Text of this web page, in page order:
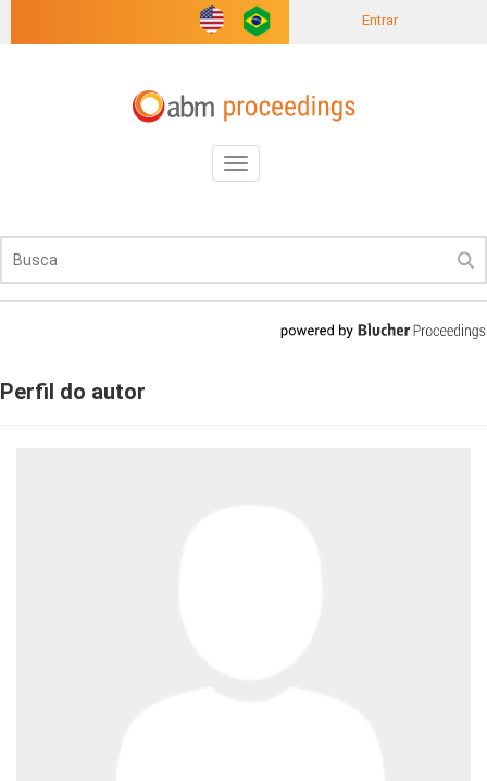
Entrar
Toggle
navigation
Perfil do autor